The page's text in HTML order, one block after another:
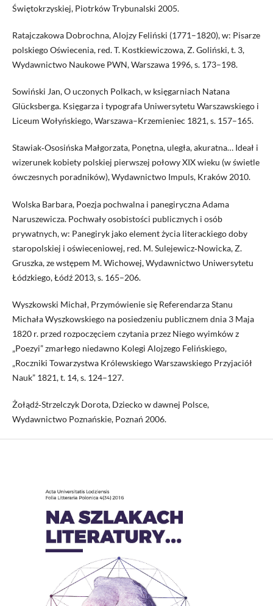
Świętokrzyskiej, Piotrków Trybunalski 2005.
Ratajczakowa Dobrochna, Alojzy Feliński (1771–1820), w: Pisarze
polskiego Oświecenia, red. T. Kostkiewiczowa, Z. Goliński, t. 3,
Wydawnictwo Naukowe PWN, Warszawa 1996, s. 173–198.
Sowiński Jan, O uczonych Polkach, w księgarniach Natana
Glücksberga. Księgarza i typografa Uniwersytetu Warszawskiego i
Liceum Wołyńskiego, Warszawa–Krzemieniec 1821, s. 157–165.
Stawiak‑Ososińska Małgorzata, Ponętna, uległa, akuratna… Ideał i
wizerunek kobiety polskiej pierwszej połowy XIX wieku (w świetle
ówczesnych poradników), Wydawnictwo Impuls, Kraków 2010.
Wolska Barbara, Poezja pochwalna i panegiryczna Adama
Naruszewicza. Pochwały osobistości publicznych i osób
prywatnych, w: Panegiryk jako element życia literackiego doby
staropolskiej i oświeceniowej, red. M. Sulejewicz‑Nowicka, Z.
Gruszka, ze wstępem M. Wichowej, Wydawnictwo Uniwersytetu
Łódzkiego, Łódź 2013, s. 165–206.
Wyszkowski Michał, Przymówienie się Referendarza Stanu
Michała Wyszkowskiego na posiedzeniu publicznem dnia 3 Maja
1820 r. przed rozpoczęciem czytania przez Niego wyimków z
„Poezyi” zmarłego niedawno Kolegi Alojzego Felińskiego,
„Roczniki Towarzystwa Królewskiego Warszawskiego Przyjaciół
Nauk” 1821, t. 14, s. 124–127.
Żołądź‑Strzelczyk Dorota, Dziecko w dawnej Polsce,
Wydawnictwo Poznańskie, Poznań 2006.